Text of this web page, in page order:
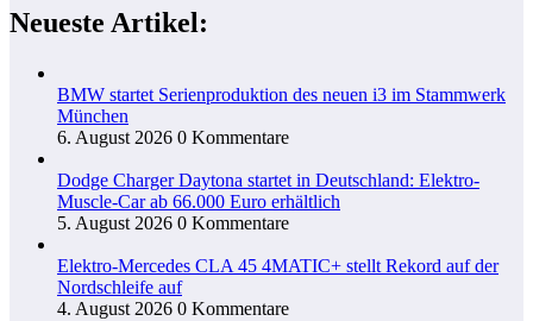
Neueste Artikel:
BMW startet Serienproduktion des neuen i3 im Stammwerk
München
6. August 2026 0 Kommentare
Dodge Charger Daytona startet in Deutschland: Elektro-
Muscle-Car ab 66.000 Euro erhältlich
5. August 2026 0 Kommentare
Elektro-Mercedes CLA 45 4MATIC+ stellt Rekord auf der
Nordschleife auf
4. August 2026 0 Kommentare